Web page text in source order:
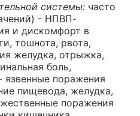
системы: часто
- НПВП-
и дискомфорт в
тошнота, рвота,
желудка, отрыжка,
боль,
язвенные поражения
пищевода, желудка,
поражения